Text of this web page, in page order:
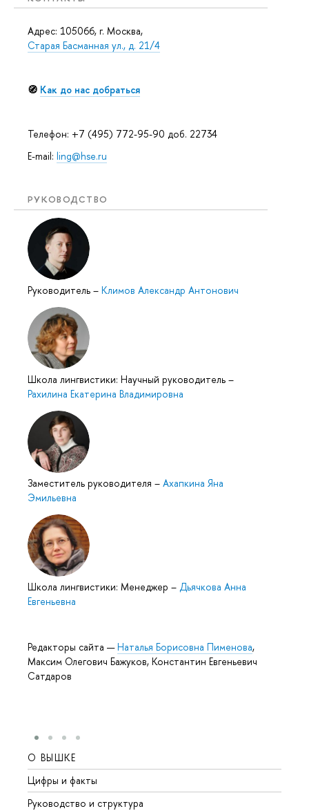
Адрес: 105066, г. Москва,
Старая Басманная ул., д. 21/4
🧭 Как до нас добраться
Телефон: +7 (495) 772-95-90 доб. 22734
E-mail: ling@hse.ru
РУКОВОДСТВО
Руководитель – Климов Александр Антонович
Школа лингвистики: Научный руководитель –
Рахилина Екатерина Владимировна
Заместитель руководителя – Ахапкина Яна
Эмильевна
Школа лингвистики: Менеджер – Дьячкова Анна
Евгеньевна
Редакторы сайта —Наталья Борисовна Пименова,
Максим Олегович Бажуков, Константин Евгеньевич
Сатдаров
О ВЫШКЕ
Цифры и факты
Руководство и структура